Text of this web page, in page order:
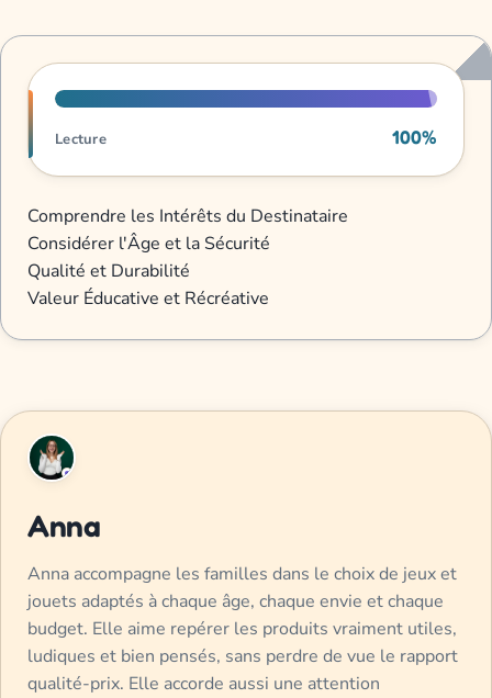
Progression de lecture
Lecture 100%
Comprendre les Intérêts du Destinataire
Considérer l'Âge et la Sécurité
Qualité et Durabilité
Valeur Éducative et Récréative
Anna
Anna accompagne les familles dans le choix de jeux et
jouets adaptés à chaque âge, chaque envie et chaque
budget. Elle aime repérer les produits vraiment utiles,
ludiques et bien pensés, sans perdre de vue le rapport
qualité-prix. Elle accorde aussi une attention